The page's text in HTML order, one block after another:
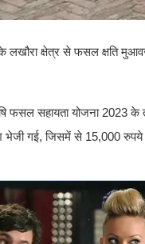
क्षेत्र से फसल क्षति
फसल सहायता योजना 2023 के
भेजी गई, जिसमें से 15,000 रुपये